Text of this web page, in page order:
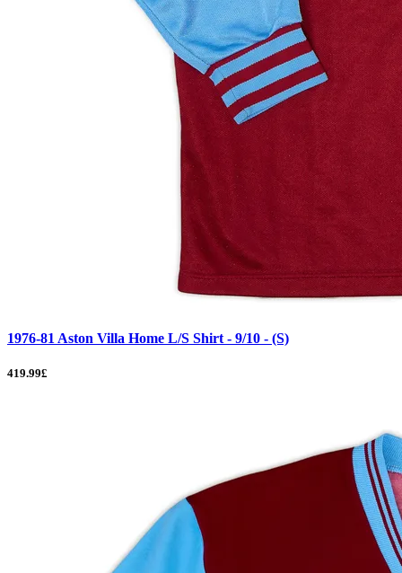
1976-81 Aston Villa Home L/S Shirt - 9/10 - (S)
419.99£